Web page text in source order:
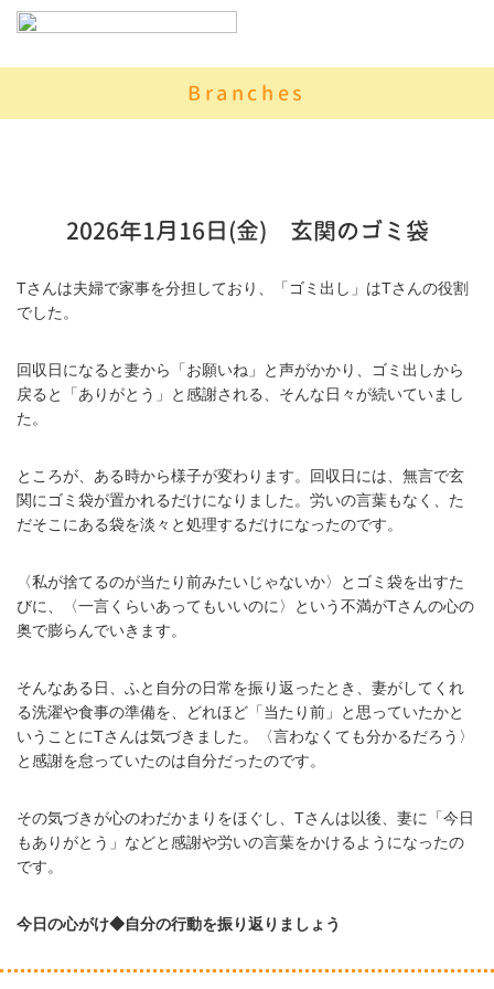
Branches
2026年1月16日(金) 玄関のゴミ袋
Tさんは夫婦で家事を分担しており、「ゴミ出し」はTさんの役割
でした。
回収日になると妻から「お願いね」と声がかかり、ゴミ出しから
戻ると「ありがとう」と感謝される、そんな日々が続いていまし
た。
ところが、ある時から様子が変わります。回収日には、無言で玄
関にゴミ袋が置かれるだけになりました。労いの言葉もなく、た
だそこにある袋を淡々と処理するだけになったのです。
〈私が捨てるのが当たり前みたいじゃないか〉とゴミ袋を出すた
びに、〈一言くらいあってもいいのに〉という不満がTさんの心の
奥で膨らんでいきます。
そんなある日、ふと自分の日常を振り返ったとき、妻がしてくれ
る洗濯や食事の準備を、どれほど「当たり前」と思っていたかと
いうことにTさんは気づきました。〈言わなくても分かるだろう〉
と感謝を怠っていたのは自分だったのです。
その気づきが心のわだかまりをほぐし、Tさんは以後、妻に「今日
もありがとう」などと感謝や労いの言葉をかけるようになったの
です。
今日の心がけ◆自分の行動を振り返りましょう